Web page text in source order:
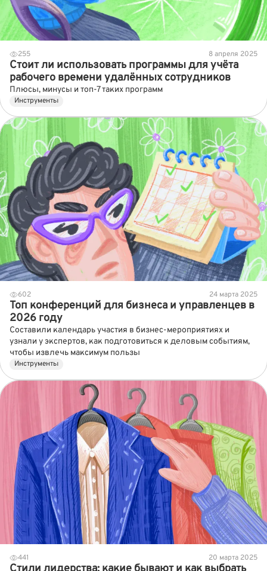
255 8 апреля 2025
Стоит ли использовать программы для учёта
рабочего времени удалённых сотрудников
Плюсы, минусы и топ-7 таких программ
Инструменты
602 24 марта 2025
Топ конференций для бизнеса и управленцев в
2026 году
Составили календарь участия в бизнес-мероприятиях и
узнали у экспертов, как подготовиться к деловым событиям,
чтобы извлечь максимум пользы
Инструменты
441 20 марта 2025